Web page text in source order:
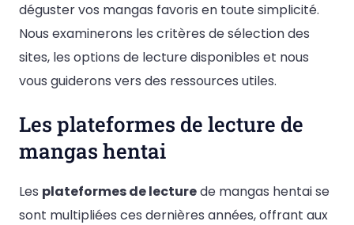
déguster vos mangas favoris en toute simplicité.
Nous examinerons les critères de sélection des
sites, les options de lecture disponibles et nous
vous guiderons vers des ressources utiles.
Les plateformes de lecture de
mangas hentai
Les plateformes de lecturede mangas hentai se
sont multipliées ces dernières années, offrant aux